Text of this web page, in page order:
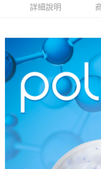
【「AFTEE先享後付」結帳流程
２．訂單成立數日內，您將收到
３．收到繳費通知簡訊後14天內
ATM／網路銀行／等多元方式進
※ 請注意：結帳手續完成當下不
購買商品的店家。未經商家同意
後付繳納相關費用。
※ 交易是否成功請以「AFTEE先
是否繳費成功／繳費後需取消欲
客戶支援中心」https://
【注意事項】
１．透過由恩沛科技股份有限公
易，需依本服務之必要範圍內提
權轉讓予恩沛科技股份有限公司。
２．關於個人資料處理事宜，請
付款後 全家取貨
萊爾富 取貨付款
每筆NT$70，滿NT$1,000(含
付款後 萊爾富取貨
每筆NT$70，滿NT$1,000(含
7-11 取貨付款
每筆NT$70，滿NT$1,000(含
付款後 7-11取貨
每筆NT$70，滿NT$1,000(含
詳細說明